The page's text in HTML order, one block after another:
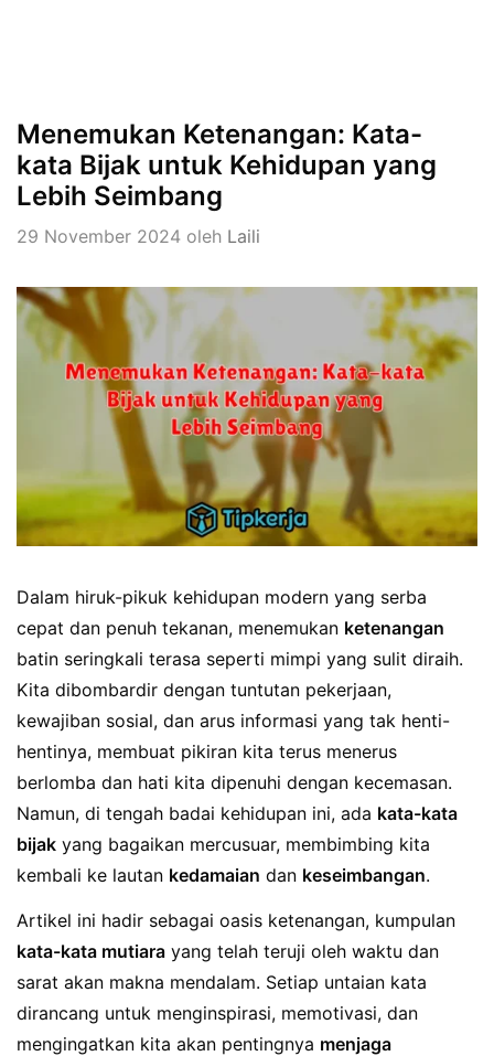
Menemukan Ketenangan: Kata-
kata Bijak untuk Kehidupan yang
Lebih Seimbang
29 November 2024 oleh Laili
Dalam hiruk-pikuk kehidupan modern yang serba
cepat dan penuh tekanan, menemukan ketenangan
batin seringkali terasa seperti mimpi yang sulit diraih.
Kita dibombardir dengan tuntutan pekerjaan,
kewajiban sosial, dan arus informasi yang tak henti-
hentinya, membuat pikiran kita terus menerus
berlomba dan hati kita dipenuhi dengan kecemasan.
Namun, di tengah badai kehidupan ini, ada kata-kata
bijak yang bagaikan mercusuar, membimbing kita
kembali ke lautan kedamaian dan keseimbangan.
Artikel ini hadir sebagai oasis ketenangan, kumpulan
kata-kata mutiara yang telah teruji oleh waktu dan
sarat akan makna mendalam. Setiap untaian kata
dirancang untuk menginspirasi, memotivasi, dan
mengingatkan kita akan pentingnya menjaga